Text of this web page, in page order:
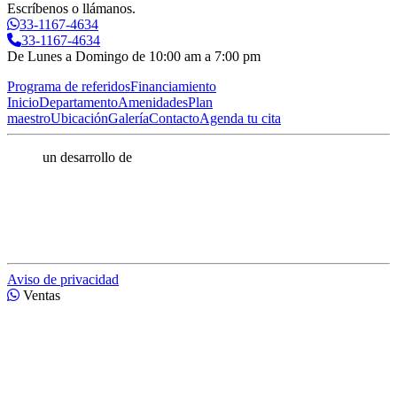
Escríbenos o llámanos.
33-1167-4634
33-1167-4634
De Lunes a Domingo de 10:00 am a 7:00 pm
Programa de referidosFinanciamiento
InicioDepartamentoAmenidadesPlan
maestroUbicaciónGaleríaContactoAgenda tu cita
un desarrollo de
Aviso de privacidad
Ventas